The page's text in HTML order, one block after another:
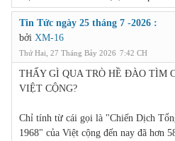
Tin Tức ngày 25 tháng 7 -2026 :
bởi XM-16
Thứ Hai, 27 Tháng Bảy 2026 7:42 CH
THẤY GÌ QUA TRÒ HỀ ĐÀO TÌM
VIỆT CỘNG?
Chỉ tính từ cái gọi là "Chiến Dịch
1968" của Việt cộng đến nay đã hơn